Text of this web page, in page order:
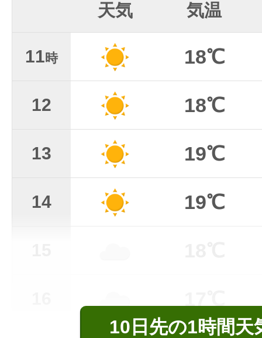
天気 気温
11時 18℃
12 18℃
13 19℃
14 19℃
10日先の1時間天